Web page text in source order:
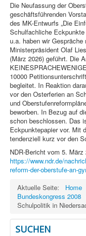
Die Neufassung der
geschäftsführenden
des MK-Entwurfs „Die
Schulfachliche
u.a. haben wir
Ministerpräsident Olaf
(März 2026) geführt. Die
10000
begleitet. In Reaktion
vor den Osterferien an
und
beworben. In Bezug auf
schon beschlossen. Das
Eckpunktepapier vor. Mit
tendenziell kurz vor den
NDR-Bericht vom 5. März
https://www.ndr.de/
reform-der-oberstufe-an-
Aktuelle Seite:
Home
Bundeskongress 2008
Schulpolitik in
SUCHEN